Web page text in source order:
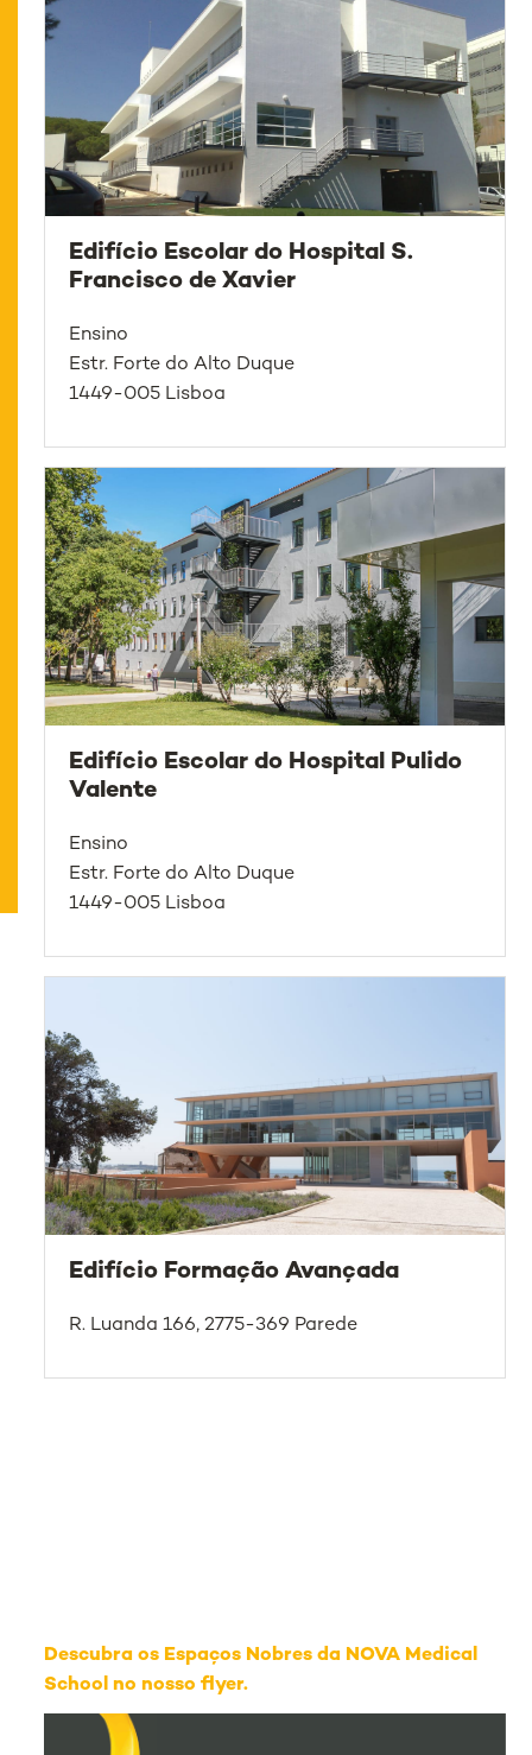
Edifício Escolar do Hospital S.
Francisco de Xavier
Ensino
Estr. Forte do Alto Duque
1449-005 Lisboa
Edifício Escolar do Hospital Pulido
Valente
Ensino
Estr. Forte do Alto Duque
1449-005 Lisboa
Edifício Formação Avançada
R. Luanda 166, 2775-369 Parede
Descubra os Espaços Nobres da NOVA Medical
School no nosso flyer.